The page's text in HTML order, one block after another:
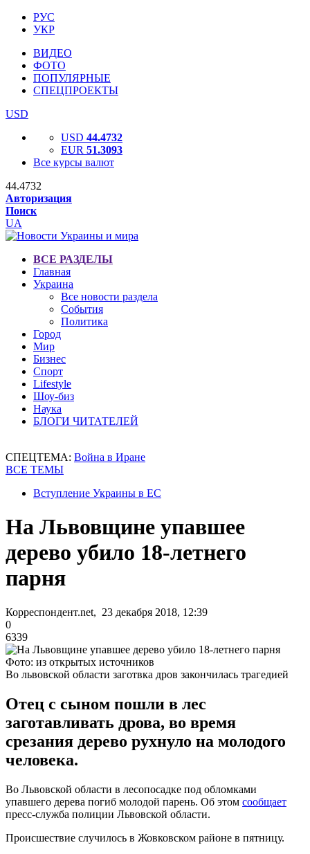
РУС
УКР
ВИДЕО
ФОТО
ПОПУЛЯРНЫЕ
СПЕЦПРОЕКТЫ
USD
USD 44.4732
EUR 51.3093
Все курсы валют
44.4732
Авторизация
Поиск
UA
ВСЕ РАЗДЕЛЫ
Главная
Украина
Все новости раздела
События
Политика
Город
Мир
Бизнес
Спорт
Lifestyle
Шоу-биз
Наука
БЛОГИ ЧИТАТЕЛЕЙ
СПЕЦТЕМА: Война в Иране
ВСЕ ТЕМЫ
Вступление Украины в ЕС
На Львовщине упавшее
дерево убило 18-летнего
парня
Корреспондент.net, 23 декабря 2018, 12:39
0
6339
Фото: из открытых источников
Во львовской области заготвка дров закончилась трагедией
Отец с сыном пошли в лес
заготавливать дрова, во время
срезания дерево рухнуло на молодого
человека.
Во Львовской области в лесопосадке под обломками
упавшего дерева погиб молодой парень. Об этом сообщает
пресс-служба полиции Львовской области.
Происшествие случилось в Жовковском районе в пятницу.